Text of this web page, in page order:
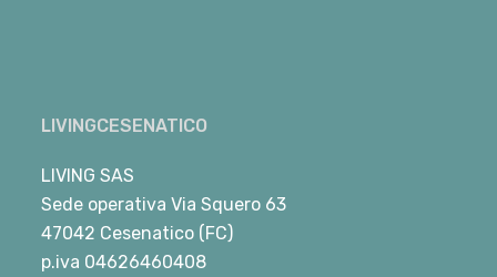
LIVINGCESENATICO
LIVING SAS
Sede operativa Via Squero 63
47042 Cesenatico (FC)
p.iva 04626460408